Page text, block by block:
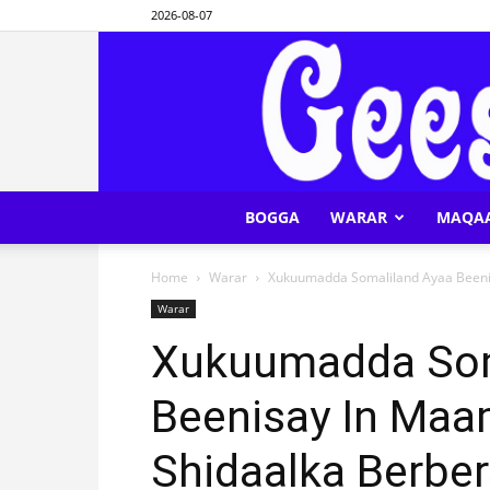
2026-08-07
BOGGA WARAR
Home Warar Xukuumadda Somaliland Ayaa
Warar
Xukuumadda
Beenisay In
Shidaalka